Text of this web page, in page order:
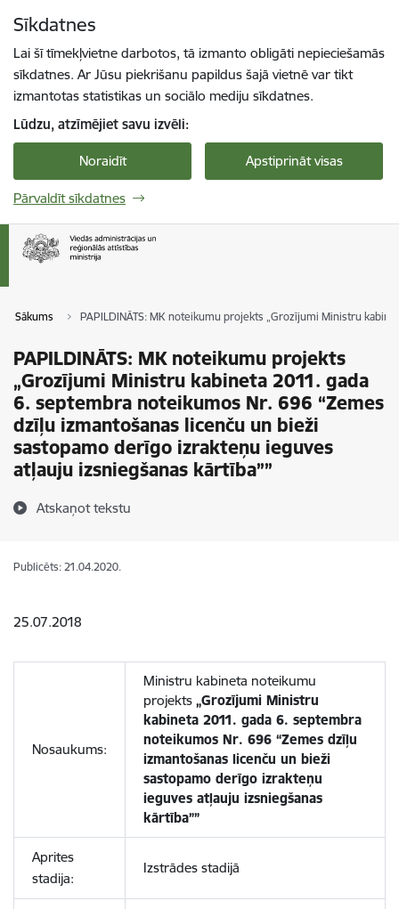
Sīkdatnes
Lai šī tīmekļvietne darbotos, tā izmanto obligāti nepieciešamās
sīkdatnes. Ar Jūsu piekrišanu papildus šajā vietnē var tikt
izmantotas statistikas un sociālo mediju sīkdatnes.
Lūdzu, atzīmējiet savu izvēli:
Noraidīt Apstiprināt visas
Pārvaldīt sīkdatnes
Sākums PAPILDINĀTS: MK noteikumu projekts „Grozījumi Ministru
PAPILDINĀTS: MK noteikumu projekts
„Grozījumi Ministru kabineta 2011. gada
6. septembra noteikumos Nr. 696 “Zemes
dzīļu izmantošanas licenču un bieži
sastopamo derīgo izrakteņu ieguves
atļauju izsniegšanas kārtība””
Atskaņot tekstu
Publicēts: 21.04.2020.
25.07.2018
Nosaukums:
Ministru kabineta noteikumu
projekts „Grozījumi Ministru
kabineta 2011. gada 6. septembra
noteikumos Nr. 696 “Zemes dzīļu
izmantošanas licenču un bieži
sastopamo derīgo izrakteņu
ieguves atļauju izsniegšanas
kārtība””
Aprites
stadija:
Izstrādes stadijā